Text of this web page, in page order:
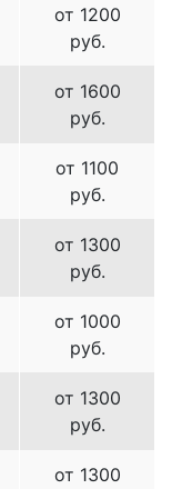
от 1200
руб.
от 1600
руб.
от 1100
руб.
от 1300
руб.
от 1000
руб.
от 1300
руб.
от 1300